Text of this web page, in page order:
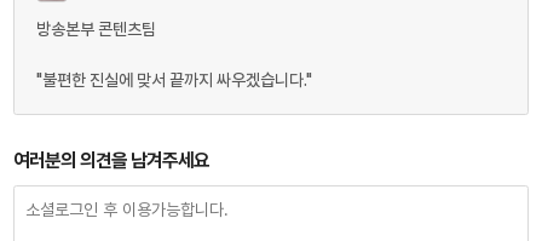
방송본부 콘텐츠팀
"불편한 진실에 맞서 끝까지 싸우겠습니다."
여러분의 의견을 남겨주세요